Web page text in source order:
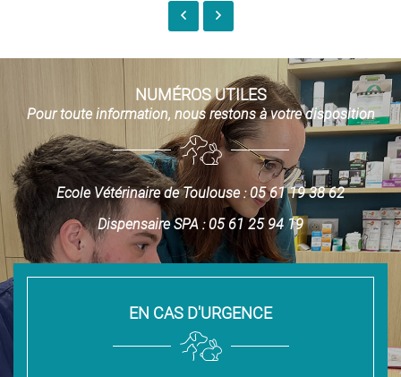
NUMÉROS UTILES
Pour toute information, nous restons à votre disposition
Ecole Vétérinaire de Toulouse : 05 61 19 38 62
Dispensaire SPA : 05 61 25 94 19
EN CAS D'URGENCE